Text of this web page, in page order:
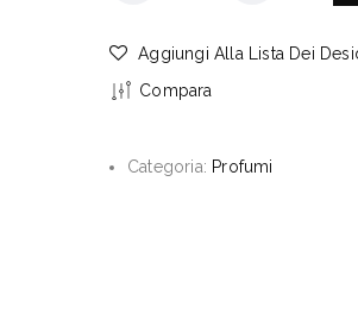
Aggiungi Alla Lista Dei
Compara
Categoria: Profumi